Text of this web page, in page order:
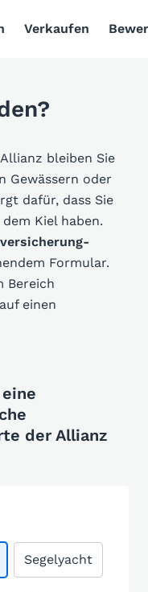
Verkaufen
bleiben Sie
Gewässern oder
dafür, dass Sie
Kiel haben.
Formular.
Bereich
einen
der Allianz
Segelyacht